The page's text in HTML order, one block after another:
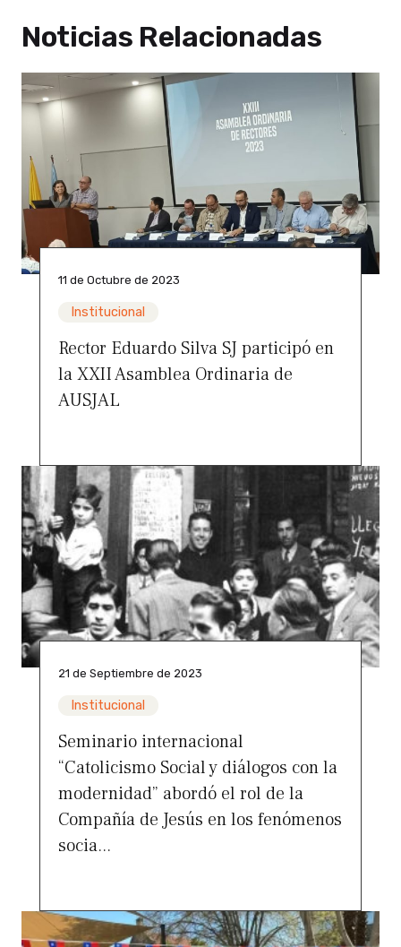
Noticias Relacionadas
11 de Octubre de 2023
Institucional
Rector Eduardo Silva SJ participó en
la XXII Asamblea Ordinaria de
AUSJAL
21 de Septiembre de 2023
Institucional
Seminario internacional
“Catolicismo Social y diálogos con la
modernidad” abordó el rol de la
Compañía de Jesús en los fenómenos
socia...